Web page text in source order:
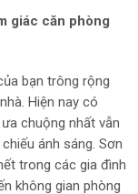
giác căn phòng
bạn trông rộng
Hiện nay có
chuộng nhất vẫn
ánh sáng. Sơn
trong các gia đình
không gian phòng